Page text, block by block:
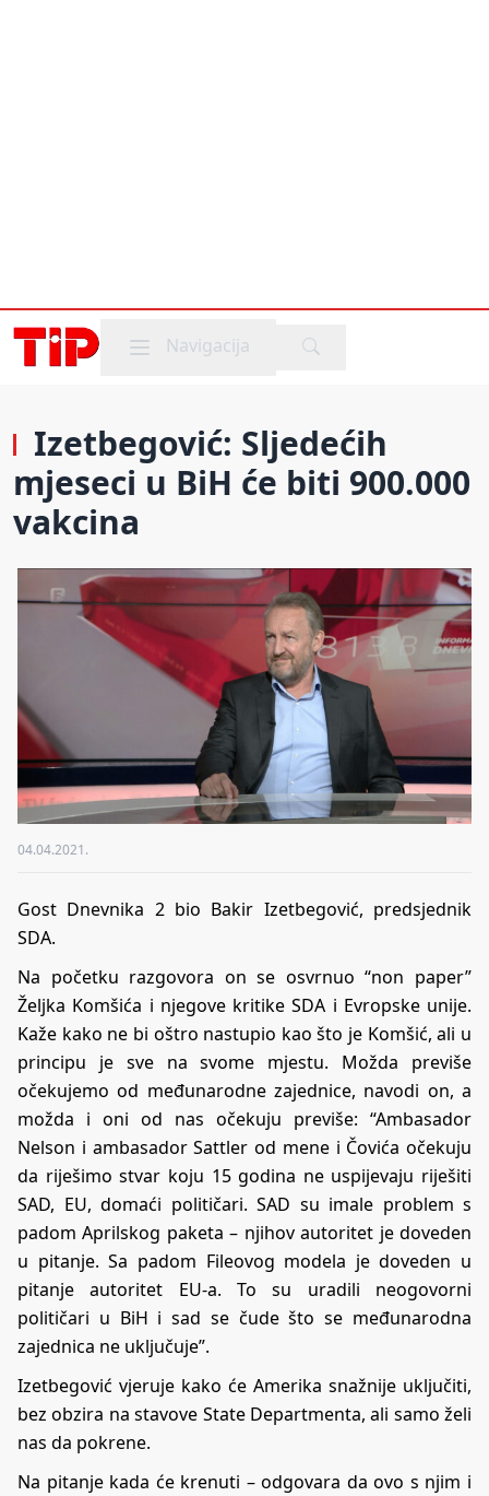
Mobile menu
Navigacija
Izetbegović: Sljedećih
mjeseci u BiH će biti 900.000
vakcina
04.04.2021.
Gost Dnevnika 2 bio Bakir Izetbegović, predsjednik
SDA.
Na početku razgovora on se osvrnuo “non paper”
Željka Komšića i njegove kritike SDA i Evropske unije.
Kaže kako ne bi oštro nastupio kao što je Komšić, ali u
principu je sve na svome mjestu. Možda previše
očekujemo od međunarodne zajednice, navodi on, a
možda i oni od nas očekuju previše: “Ambasador
Nelson i ambasador Sattler od mene i Čovića očekuju
da riješimo stvar koju 15 godina ne uspijevaju riješiti
SAD, EU, domaći političari. SAD su imale problem s
padom Aprilskog paketa – njihov autoritet je doveden
u pitanje. Sa padom Fileovog modela je doveden u
pitanje autoritet EU-a. To su uradili neogovorni
političari u BiH i sad se čude što se međunarodna
zajednica ne uključuje”.
Izetbegović vjeruje kako će Amerika snažnije uključiti,
bez obzira na stavove State Departmenta, ali samo želi
nas da pokrene.
Na pitanje kada će krenuti – odgovara da ovo s njim i